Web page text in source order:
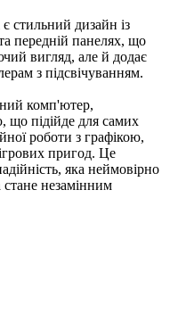
стильний дизайн із
передній панелях, що
вигляд, але й додає
з підсвічуванням.
комп'ютер,
що підійде для самих
роботи з графікою,
пригод. Це
яка неймовірно
незамінним